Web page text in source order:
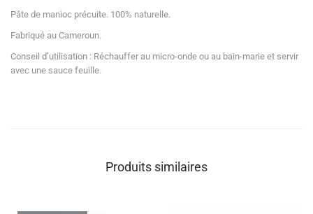
Pâte de manioc précuite. 100% naturelle.
Fabriqué au Cameroun.
Conseil d’utilisation : Réchauffer au micro-onde ou au bain-marie et servir
avec une sauce feuille.
Produits similaires